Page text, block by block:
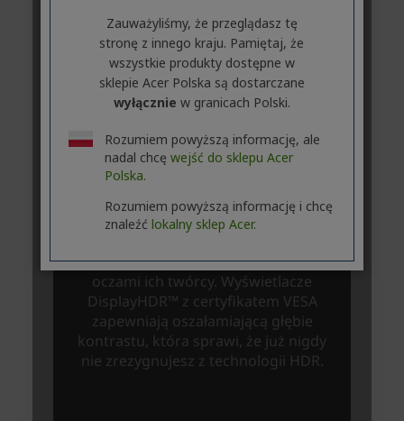
Zauważyliśmy, że przeglądasz tę
stronę z innego kraju. Pamiętaj, że
wszystkie produkty dostępne w
sklepie Acer Polska są dostarczane
wyłącznie w granicach Polski.
Rozumiem powyższą informację, ale
nadal chcę wejść do sklepu Acer
Polska.
Rozumiem powyższą informację i chcę
znaleźć lokalny sklep Acer.